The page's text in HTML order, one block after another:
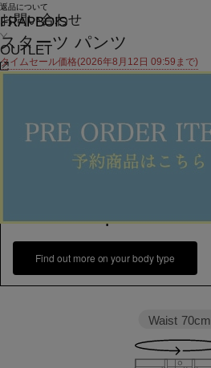
お問い合わせ
OUTLET
返品について
FRAPBOIS
スターツ パンツ
タイムセール価格(2026年8月12日 09:59まで)
カラー・サイズを選択する
1
Find out more on your body type
Waist 70cm